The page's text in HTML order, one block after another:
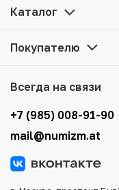
достаточно
Для вашего удобства
оплаты и доставки
тщательно
повреждения во
Каталог
Покупателю
Всегда на связи
+7 (985) 008-91-90
mail@numizm.at